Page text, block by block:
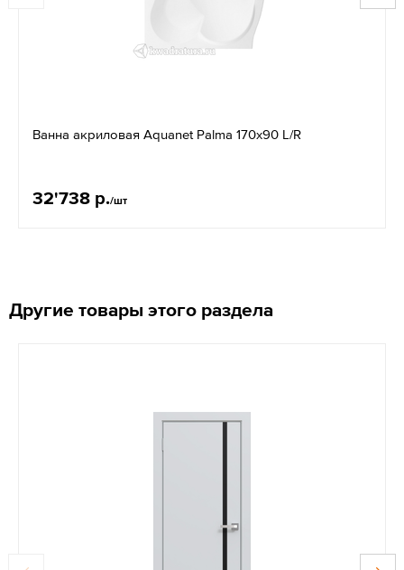
Ванна акриловая Aquanet Palma 170x90 L/R
32'738 р./шт
Другие товары этого раздела